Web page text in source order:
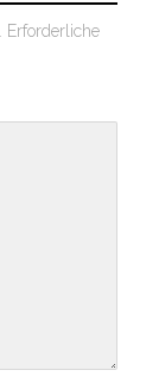
Erforderliche